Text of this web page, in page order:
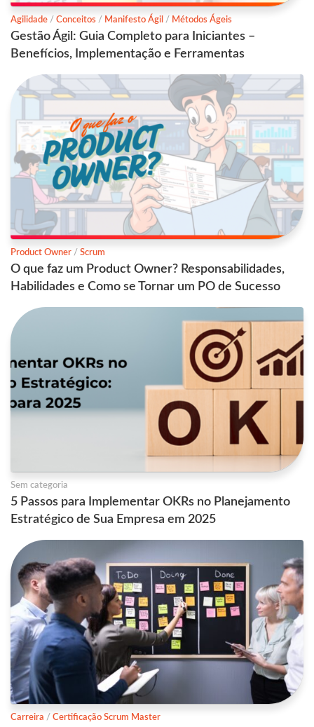
Agilidade / Conceitos / Manifesto Ágil / Métodos Ágeis
Gestão Ágil: Guia Completo para Iniciantes –
Benefícios, Implementação e Ferramentas
Product Owner / Scrum
O que faz um Product Owner? Responsabilidades,
Habilidades e Como se Tornar um PO de Sucesso
Sem categoria
5 Passos para Implementar OKRs no Planejamento
Estratégico de Sua Empresa em 2025
Carreira / Certificação Scrum Master